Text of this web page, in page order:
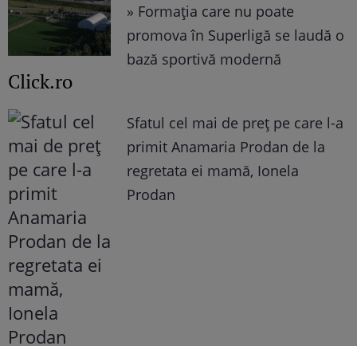
» Formația care nu poate
promova în Superligă se laudă o
bază sportivă modernă
Click.ro
Sfatul cel mai de preț pe care l-a
primit Anamaria Prodan de la
regretata ei mamă, Ionela
Prodan